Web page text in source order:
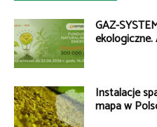
GAZ-
ekologiczne.
Instalacje
mapa w